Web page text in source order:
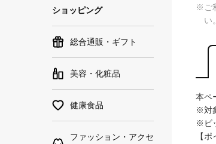
ショッピング
総合通販・ギフト
美容・化粧品
健康食品
ファッション・アクセ
※ご
い。
本ペ
※対
※ビ
【